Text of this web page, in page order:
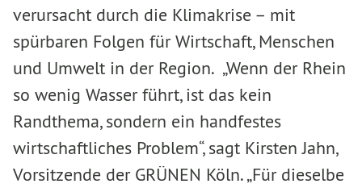
verursacht durch die Klimakrise – mit
spürbaren Folgen für Wirtschaft, Menschen
und Umwelt in der Region. „Wenn der Rhein
so wenig Wasser führt, ist das kein
Randthema, sondern ein handfestes
wirtschaftliches Problem“, sagt Kirsten Jahn,
Vorsitzende der GRÜNEN Köln. „Für dieselbe